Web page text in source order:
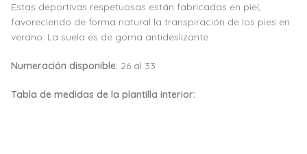
Estas deportivas respetuosas están fabricadas en piel,
favoreciendo de forma natural la transpiración de los pies en
verano. La suela es de goma antideslizante.
Numeración disponible: 26 al 33
Tabla de medidas de la plantilla interior: